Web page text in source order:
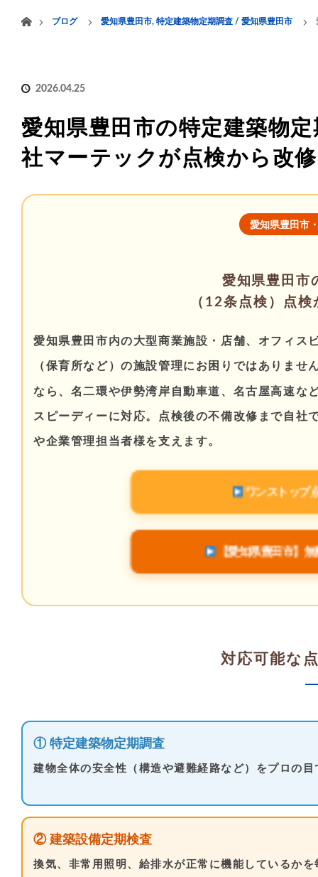
HOME 業務案内
ブログ
愛知県豊田市, 特定建築物定期調査 / 愛知県豊田市
2026.04.25
愛知県豊田市の特定建築物
社マーテックが点検から改
愛知県豊田市
愛知県豊田市
（12条点検）点
愛知県豊田市内の大型商業施設・店舗、オフィス
（保育所など）の施設管理にお困りではありま
なら、名二環や伊勢湾岸自動車道、名古屋高速な
スピーディーに対応。点検後の不備改修まで自社
や企業管理担当者様を支えます。
ワンストップ
【愛知県豊田市】
対応可能な
① 特定建築物定期調査
建物全体の安全性（構造や避難経路など）をプロの
② 建築設備定期検査
換気、非常用照明、給排水が正常に機能しているか